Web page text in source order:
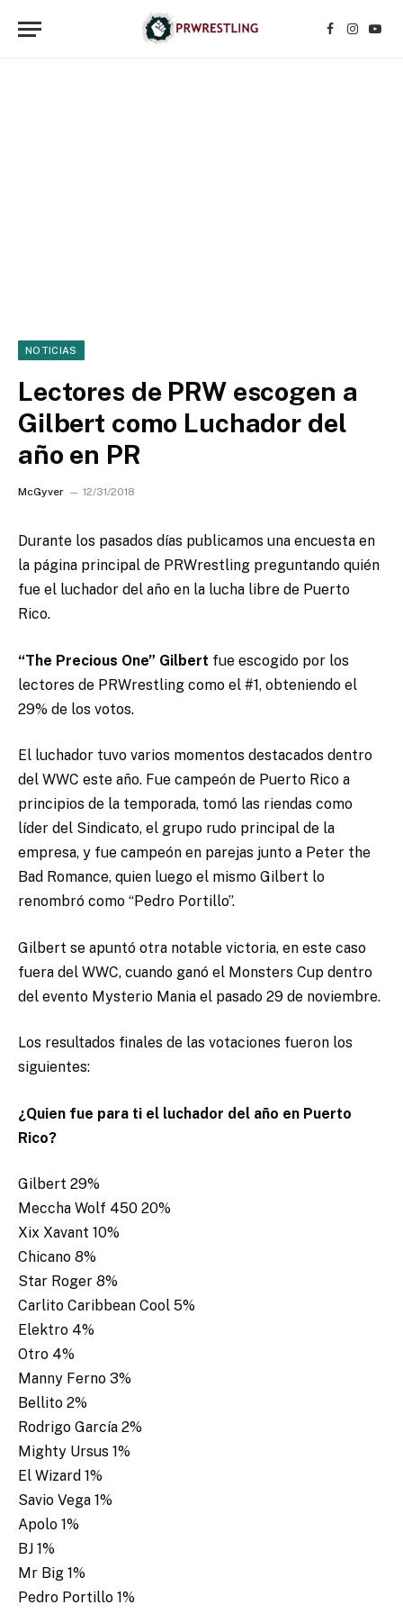
Facebook
NOTICIAS
Lectores de PRW escogen a
Gilbert como Luchador del
año en PR
McGyver 12/31/2018
Durante los pasados días publicamos una encuesta en
la página principal de PRWrestling preguntando quién
fue el luchador del año en la lucha libre de Puerto
Rico.
“The Precious One” Gilbert fue escogido por los
lectores de PRWrestling como el #1, obteniendo el
29% de los votos.
El luchador tuvo varios momentos destacados dentro
del WWC este año. Fue campeón de Puerto Rico a
principios de la temporada, tomó las riendas como
líder del Sindicato, el grupo rudo principal de la
empresa, y fue campeón en parejas junto a Peter the
Bad Romance, quien luego el mismo Gilbert lo
renombró como “Pedro Portillo”.
Gilbert se apuntó otra notable victoria, en este caso
fuera del WWC, cuando ganó el Monsters Cup dentro
del evento Mysterio Mania el pasado 29 de noviembre.
Los resultados finales de las votaciones fueron los
siguientes:
¿Quien fue para ti el luchador del año en Puerto
Rico?
Gilbert 29%
Meccha Wolf 450 20%
Xix Xavant 10%
Chicano 8%
Star Roger 8%
Carlito Caribbean Cool 5%
Elektro 4%
Otro 4%
Manny Ferno 3%
Bellito 2%
Rodrigo García 2%
Mighty Ursus 1%
El Wizard 1%
Savio Vega 1%
Apolo 1%
BJ 1%
Mr Big 1%
Pedro Portillo 1%